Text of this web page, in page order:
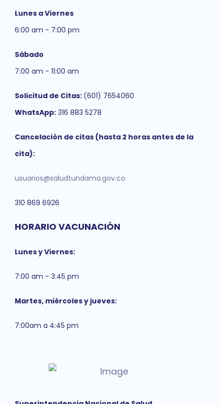
Lunes a Viernes
6:00 am - 7:00 pm
Sábado
7:00 am - 11:00 am
Solicitud de Citas: (601) 7654060
WhatsApp: 316 883 5278
Cancelación de citas (hasta 2 horas antes de la
cita):
usuarios@saludtundama.gov.co
310 869 6926
HORARIO VACUNACIÓN
Lunes y Viernes:
7:00 am - 3:45 pm
Martes, miércoles y jueves:
7:00am a 4:45 pm